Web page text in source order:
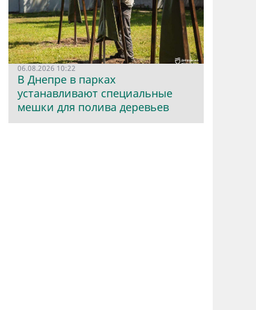
06.08.2026 10:22
В Днепре в парках
устанавливают специальные
мешки для полива деревьев